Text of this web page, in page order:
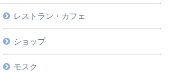
レストラン・カフェ
ショップ
モスク